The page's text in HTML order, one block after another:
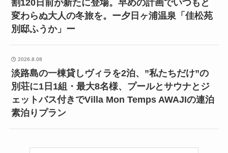
割120日前が新たに登場。早めの計画でいつもと
変わらぬ大人の冬旅を。ー夕日ヶ浦温泉「佳松苑
別邸ふうか」ー
2026.8.08
淡路島の一棟貸しヴィラを2泊、”私たちだけ”の
別荘に1日1組・最大8名様、プールとサウナとジ
ェットバス付きでVilla Mon Temps AWAJIの連泊
素泊りプラン